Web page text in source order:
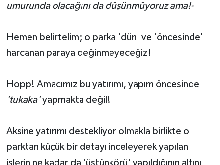
umurunda olacağını da düşünmüyoruz ama!-
Hemen belirtelim; o parka 'dün' ve 'öncesinde'
harcanan paraya değinmeyeceğiz!
Hopp! Amacımız bu yatırımı, yapım öncesinde
'tukaka'yapmakta değil!
Aksine yatırımı destekliyor olmakla birlikte o
parktan küçük bir detayı inceleyerek yapılan
işlerin ne kadar da 'üstünkörü' yapıldığının altını